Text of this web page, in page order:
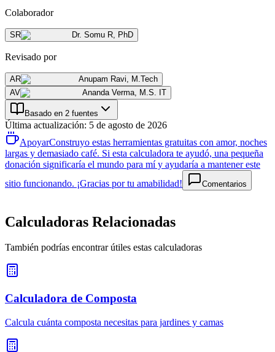
Colaborador
SR Dr. Somu R PhD
Revisado por
AR Anupam Ravi
M.Tech
AV
Ananda Verma M.S. IT
Basado en 2 fuentes
Última actualización: 5 de agosto de 2026
ApoyarConstruyo estas herramientas gratuitas con amor, noches
largas y demasiado café. Si esta calculadora te ayudó, una pequeña
donación significaría el mundo para mí y ayudaría a mantener este
sitio funcionando. ¡Gracias por tu amabilidad!
Comentarios
Calculadoras Relacionadas
También podrías encontrar útiles estas calculadoras
Calculadora de Composta
Calcula cuánta composta necesitas para jardines y camas